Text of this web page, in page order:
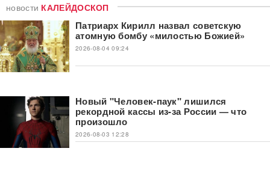
новости КАЛЕЙДОСКОП
Патриарх Кирилл назвал советскую
атомную бомбу «милостью Божией»
2026-08-04 09:24
Новый "Человек-паук" лишился
рекордной кассы из-за России — что
произошло
2026-08-03 12:28